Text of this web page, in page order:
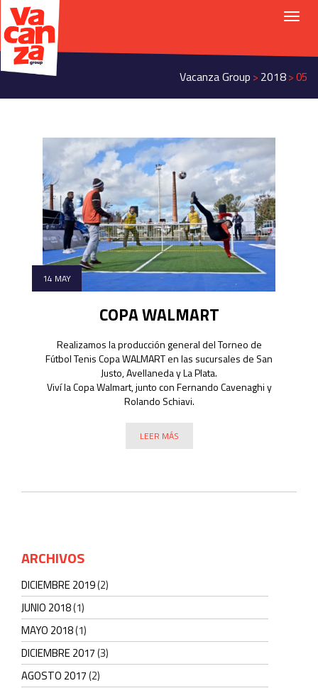
Vacanza Group > 2018>05
14 MAY
COPA WALMART
Realizamos la producción general del Torneo de
Fútbol Tenis Copa WALMART en las sucursales de San
Justo, Avellaneda y La Plata.
Viví la Copa Walmart, junto con Fernando Cavenaghi y
Rolando Schiavi.
LEER MÁS
ARCHIVOS
DICIEMBRE 2019(2)
JUNIO 2018(1)
MAYO 2018(1)
DICIEMBRE 2017(3)
AGOSTO 2017(2)